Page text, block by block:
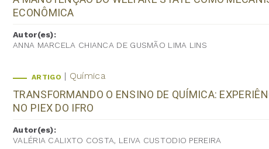
ECONÔMICA
Autor(es):
ANNA MARCELA CHIANCA DE GUSMÃO LIMA LINS
ARTIGO Química
TRANSFORMANDO O ENSINO DE QUÍMICA:
NO PIEX DO IFRO
Autor(es):
VALÉRIA CALIXTO COSTA, LEIVA CUSTODIO PEREIRA